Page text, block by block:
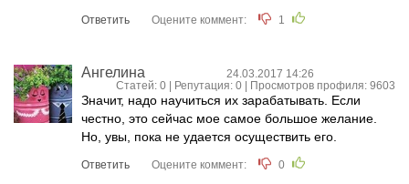
Ответить Оцените коммент: 1
Ангелина
24.03.2017 14:26
Статей: 0 | Репутация: 0 | Просмотров профиля: 9603
Значит, надо научиться их зарабатывать. Если
честно, это сейчас мое самое большое желание.
Но, увы, пока не удается осуществить его.
Ответить Оцените коммент: 0